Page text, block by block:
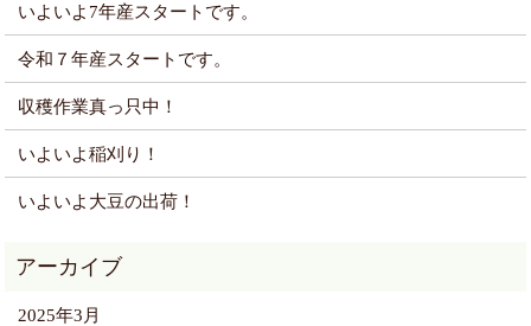
いよいよ7年産スタートです。
令和７年産スタートです。
収穫作業真っ只中！
いよいよ稲刈り！
いよいよ大豆の出荷！
2025年3月